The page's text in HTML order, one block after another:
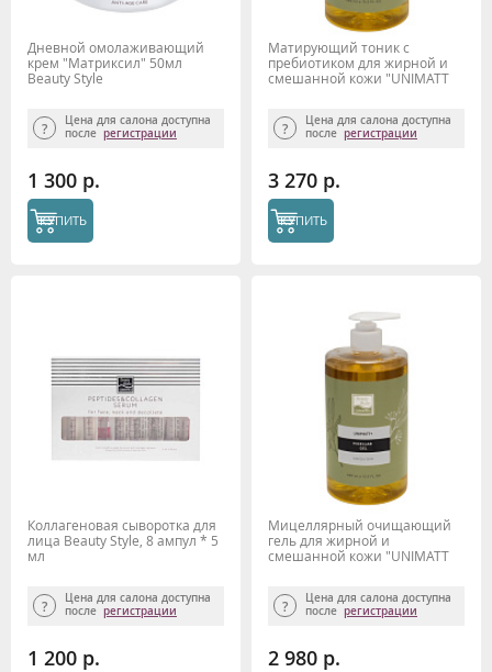
Дневной омолаживающий
крем "Матриксил" 50мл
Beauty Style
Цена для салона доступна
после регистрации
1 300 р.
КУПИТЬ
Матирующий тоник с
пребиотиком для жирной и
смешанной кожи "UNIMATT
Цена для салона доступна
после регистрации
3 270 р.
КУПИТЬ
Коллагеновая сыворотка для
лица Beauty Style, 8 ампул * 5
мл
Цена для салона доступна
после регистрации
1 200 р.
Мицеллярный очищающий
гель для жирной и
смешанной кожи "UNIMATT
Цена для салона доступна
после регистрации
2 980 р.